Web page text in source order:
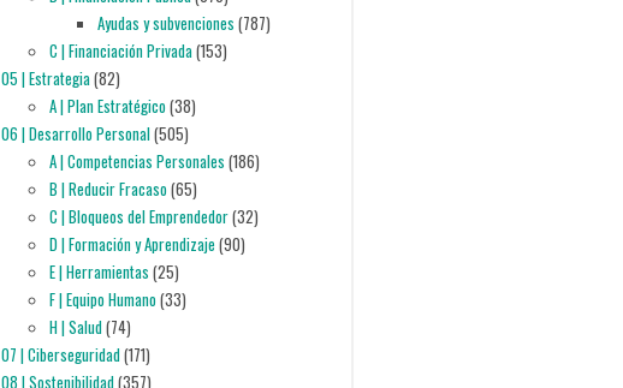
Ayudas y subvenciones (787)
C | Financiación Privada(153)
05 | Estrategia(82)
A | Plan Estratégico(38)
06 | Desarrollo Personal(505)
A | Competencias Personales (186)
B | Reducir Fracaso(65)
C | Bloqueos del Emprendedor(32)
D | Formación y Aprendizaje (90)
E | Herramientas (25)
F | Equipo Humano(33)
H | Salud(74)
07 | Ciberseguridad(171)
08 | Sostenibilidad(357)